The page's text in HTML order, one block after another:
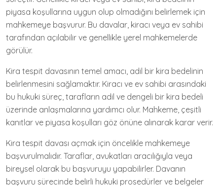
piyasa koşullarına uygun olup olmadığını belirlemek için
mahkemeye başvurur. Bu davalar, kiracı veya ev sahibi
tarafından açılabilir ve genellikle yerel mahkemelerde
görülür.
Kira tespit davasının temel amacı, adil bir kira bedelinin
belirlenmesini sağlamaktır. Kiracı ve ev sahibi arasındaki
bu hukuki süreç, tarafların adil ve dengeli bir kira bedeli
üzerinde anlaşmalarına yardımcı olur. Mahkeme, çeşitli
kanıtlar ve piyasa koşulları göz önüne alınarak karar verir.
Kira tespit davası açmak için öncelikle mahkemeye
başvurulmalıdır. Taraflar, avukatları aracılığıyla veya
bireysel olarak bu başvuruyu yapabilirler. Davanın
başvuru sürecinde belirli hukuki prosedürler ve belgeler